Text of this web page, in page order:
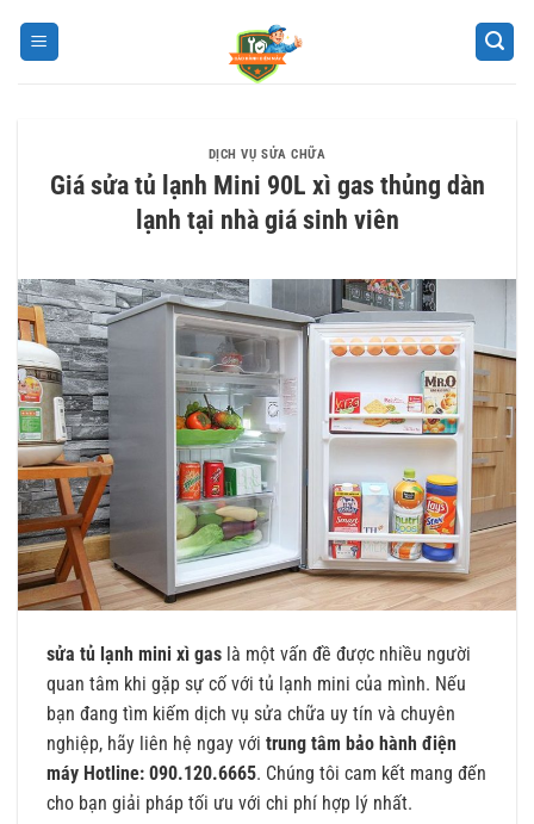
DỊCH VỤ SỬA CHỮA
Giá sửa tủ lạnh Mini 90L xì gas thủng dàn
lạnh tại nhà giá sinh viên
sửa tủ lạnh mini xì gas là một vấn đề được nhiều người
quan tâm khi gặp sự cố với tủ lạnh mini của mình. Nếu
bạn đang tìm kiếm dịch vụ sửa chữa uy tín và chuyên
nghiệp, hãy liên hệ ngay với trung tâm bảo hành điện
máy Hotline: 090.120.6665. Chúng tôi cam kết mang đến
cho bạn giải pháp tối ưu với chi phí hợp lý nhất.